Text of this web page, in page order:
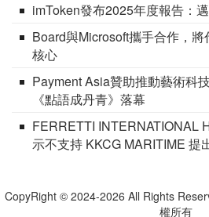
imToken發布2025年度報告：
Board與Microsoft攜手合作，
核心
Payment Asia贊助推動藝術科
《點語成丹青》落幕
FERRETTI INTERNATIONAL
示不支持 KKCG MARITIME 提
CopyRight © 2024-2026 All Rights
權所有